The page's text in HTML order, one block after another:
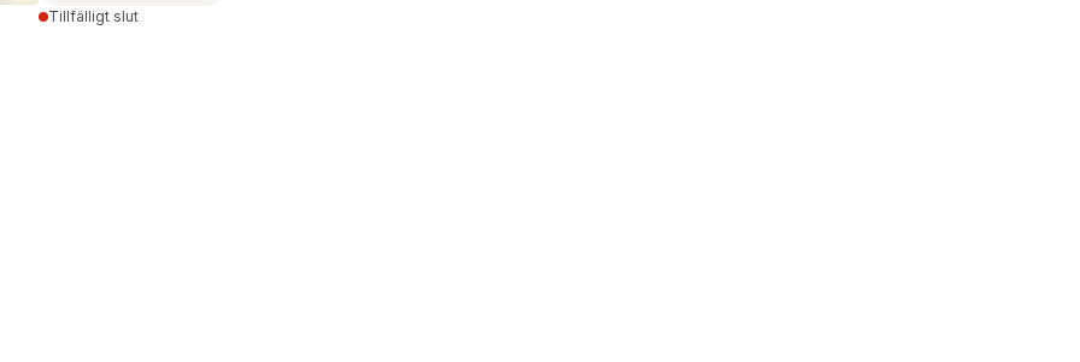
Tillfälligt slut